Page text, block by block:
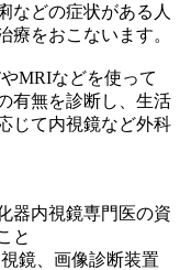
などの症状がある人
療をおこないます。
MRIなどを使って
有無を診断し、生活
じて内視鏡など外科
器内視鏡専門医の資
と
鏡、画像診断装置